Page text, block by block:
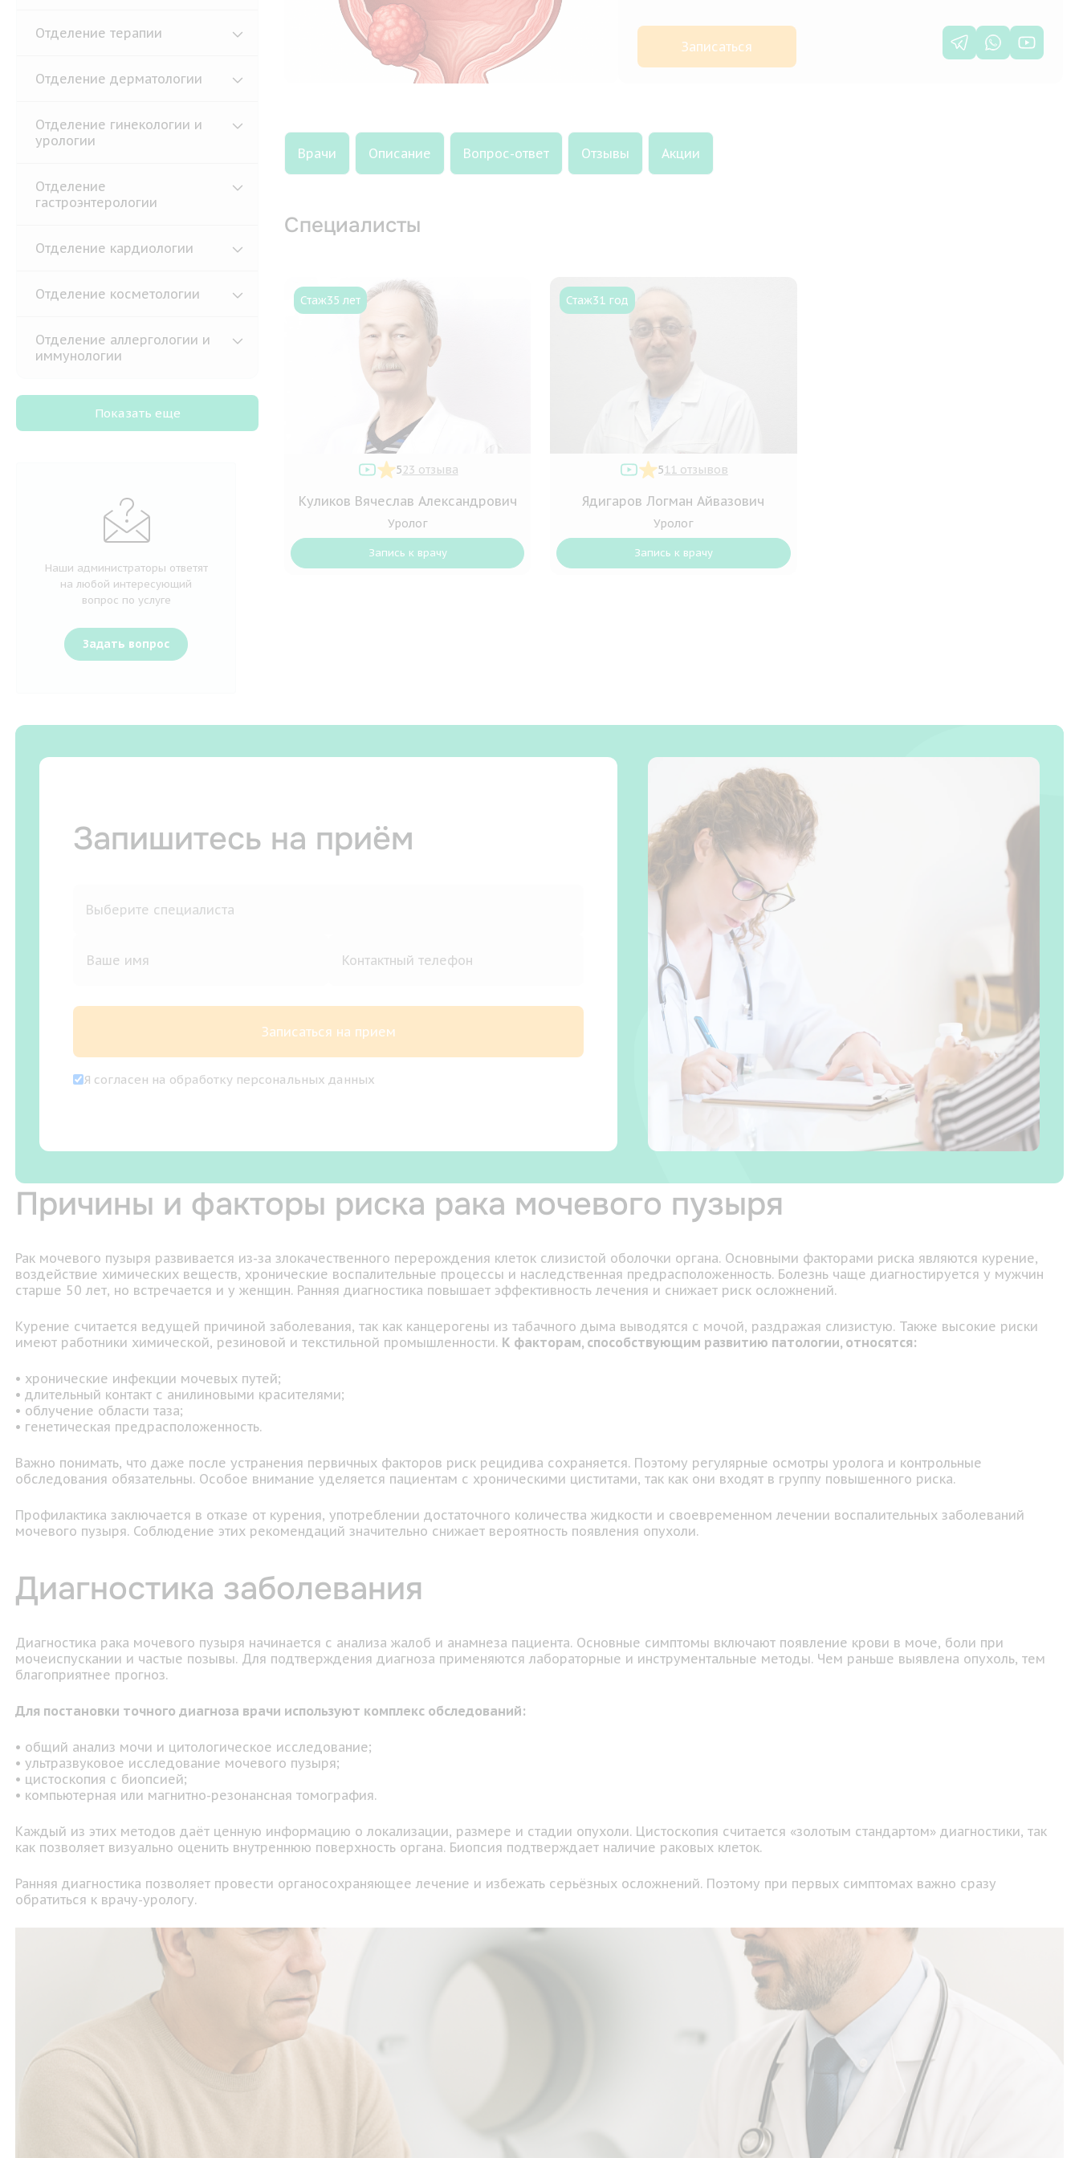
Отделение терапии
Отделение дерматологии
Отделение гинекологии и
урологии
Отделение
гастроэнтерологии
Отделение кардиологии
Отделение косметологии
Отделение аллергологии и
иммунологии
Показать еще
Наши администраторы ответят
на любой интересующий
вопрос по услуге
Задать вопрос
Записаться
Врачи Описание Вопрос-ответ Отзывы Акции
Специалисты
Стаж35 лет
523 отзыва
Куликов Вячеслав Александрович
Уролог
Запись к врачу
Стаж31 год
511 отзывов
Ядигаров Логман Айвазович
Уролог
Запись к врачу
Запишитесь на приём
Записаться на прием
Я согласен на обработку персональных данных
Причины и факторы риска рака мочевого пузыря
Рак мочевого пузыря развивается из-за злокачественного перерождения клеток слизистой оболочки органа. Основными факторами риска являются курение,
воздействие химических веществ, хронические воспалительные процессы и наследственная предрасположенность. Болезнь чаще диагностируется у мужчин
старше 50 лет, но встречается и у женщин. Ранняя диагностика повышает эффективность лечения и снижает риск осложнений.
Курение считается ведущей причиной заболевания, так как канцерогены из табачного дыма выводятся с мочой, раздражая слизистую. Также высокие риски
имеют работники химической, резиновой и текстильной промышленности. К факторам, способствующим развитию патологии, относятся:
• хронические инфекции мочевых путей;
• длительный контакт с анилиновыми красителями;
• облучение области таза;
• генетическая предрасположенность.
Важно понимать, что даже после устранения первичных факторов риск рецидива сохраняется. Поэтому регулярные осмотры уролога и контрольные
обследования обязательны. Особое внимание уделяется пациентам с хроническими циститами, так как они входят в группу повышенного риска.
Профилактика заключается в отказе от курения, употреблении достаточного количества жидкости и своевременном лечении воспалительных заболеваний
мочевого пузыря. Соблюдение этих рекомендаций значительно снижает вероятность появления опухоли.
Диагностика заболевания
Диагностика рака мочевого пузыря начинается с анализа жалоб и анамнеза пациента. Основные симптомы включают появление крови в моче, боли при
мочеиспускании и частые позывы. Для подтверждения диагноза применяются лабораторные и инструментальные методы. Чем раньше выявлена опухоль, тем
благоприятнее прогноз.
Для постановки точного диагноза врачи используют комплекс обследований:
• общий анализ мочи и цитологическое исследование;
• ультразвуковое исследование мочевого пузыря;
• цистоскопия с биопсией;
• компьютерная или магнитно-резонансная томография.
Каждый из этих методов даёт ценную информацию о локализации, размере и стадии опухоли. Цистоскопия считается «золотым стандартом» диагностики, так
как позволяет визуально оценить внутреннюю поверхность органа. Биопсия подтверждает наличие раковых клеток.
Ранняя диагностика позволяет провести органосохраняющее лечение и избежать серьёзных осложнений. Поэтому при первых симптомах важно сразу
обратиться к врачу-урологу.